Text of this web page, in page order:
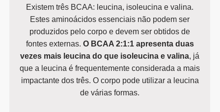
Existem três BCAA: leucina, isoleucina e valina.
Estes aminoácidos essenciais não podem ser
produzidos pelo corpo e devem ser obtidos de
fontes externas. O BCAA 2:1:1 apresenta duas
vezes mais leucina do que isoleucina e valina, já
que a leucina é frequentemente considerada a mais
impactante dos três. O corpo pode utilizar a leucina
de várias formas.